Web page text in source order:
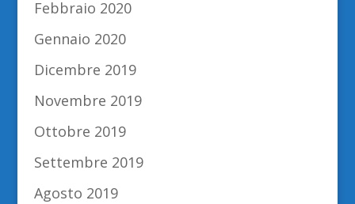
Febbraio 2020
Gennaio 2020
Dicembre 2019
Novembre 2019
Ottobre 2019
Settembre 2019
Agosto 2019